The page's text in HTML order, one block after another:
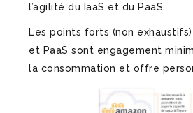
l’agilité du IaaS et du PaaS.
Les points forts (non
et PaaS sont engagement
la consommation et offre